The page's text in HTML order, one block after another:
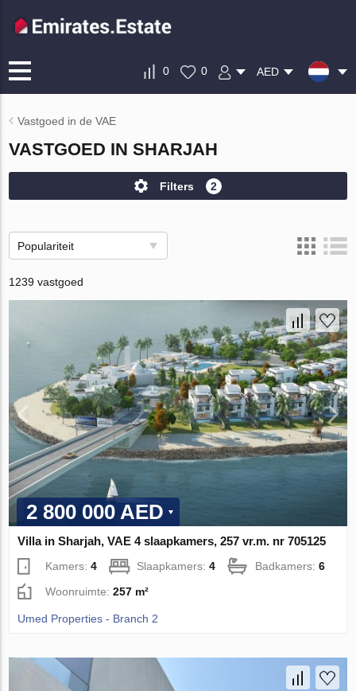
0 0 AED
Vastgoed in de VAE
VASTGOED IN SHARJAH
Filters 2
Populariteit
1239 vastgoed
2 800 000 AED
Villa in Sharjah, VAE 4 slaapkamers, 257 vr.m. nr 705125
Kamers:4 Slaapkamers:4 Badkamers:6
Woonruimte:257 m²
Umed Properties - Branch 2